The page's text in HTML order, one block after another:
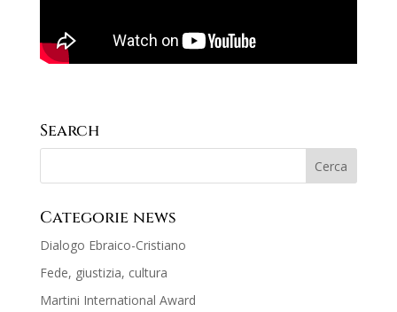
Search
Categorie news
Dialogo Ebraico-Cristiano
Fede, giustizia, cultura
Martini International Award